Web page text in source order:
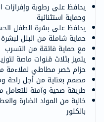
يحافظ على رطوبة وإفرازات
وحماية استثنائية
يحافظ على بشرة الطفل
حماية شاملة من البلل
مع حماية فائقة من التسرب
يتميز بثلاث قنوات ماصة
حزام خصر مطاطي لملاءمة
مصمم بعناية من أجل راحة
طريقة صحية وآمنة للتعامل
خالية من المواد الضارة
بالكلور